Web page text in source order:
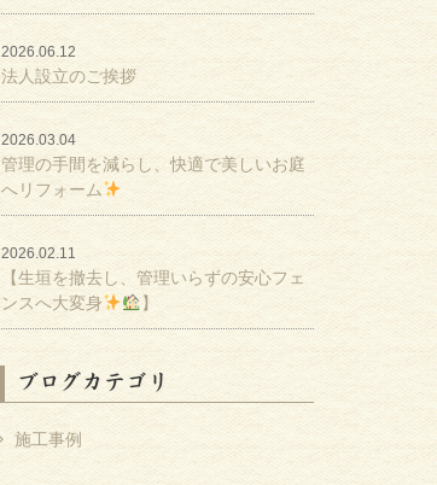
2026.06.12
法人設立のご挨拶
2026.03.04
管理の手間を減らし、快適で美しいお庭
へリフォーム
2026.02.11
【生垣を撤去し、管理いらずの安心フェ
ンスへ大変身
】
ブログカテゴリ
施工事例